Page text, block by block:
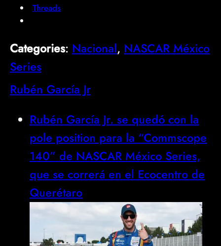
Threads
Categories: Nacional, NASCAR México
Series
Rubén García Jr
Rubén García Jr. se quedó con la
pole position para la “Commscope
140” de NASCAR México Series,
que se correrá en el Ecocentro de
Querétaro